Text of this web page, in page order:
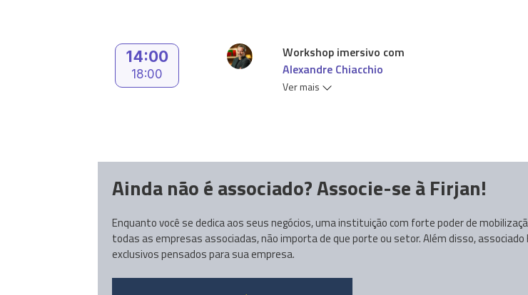
14:00
18:00
Workshop imersivo com
Alexandre Chiacchio
Ver mais
Ainda não é associado? Associe-se à Firjan!
Enquanto você se dedica aos seus negócios, uma instituição com forte poder de
todas as empresas associadas, não importa de que porte ou setor. Além disso,
exclusivos pensados para sua empresa.